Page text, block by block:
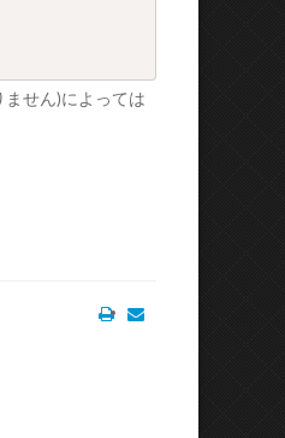
せん)によっては